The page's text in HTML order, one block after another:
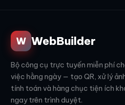
W WebBuilder
Bộ công cụ trực tuyến miễn phí
việc hằng ngày — tạo QR, xử lý
tính toán và hàng chục tiện ích
ngay trên trình duyệt.